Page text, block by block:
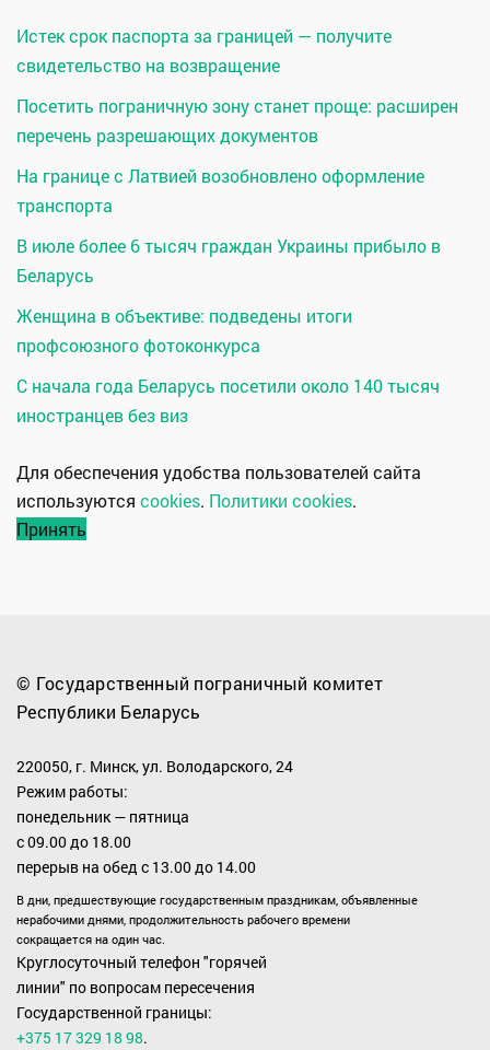
Истек срок паспорта за границей — получите
свидетельство на возвращение
Посетить пограничную зону станет проще: расширен
перечень разрешающих документов
На границе с Латвией возобновлено оформление
транспорта
В июле более 6 тысяч граждан Украины прибыло в
Беларусь
Женщина в объективе: подведены итоги
профсоюзного фотоконкурса
С начала года Беларусь посетили около 140 тысяч
иностранцев без виз
Для обеспечения удобства пользователей сайта
используются cookies. Политики cookies.
Принять
© Государственный пограничный комитет
Республики Беларусь
220050, г. Минск, ул. Володарского, 24
Режим работы:
понедельник — пятница
с 09.00 до 18.00
перерыв на обед с 13.00 до 14.00
В дни, предшествующие государственным праздникам, объявленные
нерабочими днями, продолжительность рабочего времени
сокращается на один час.
Круглосуточный телефон "горячей
линии" по вопросам пересечения
Государственной границы:
+375 17 329 18 98.